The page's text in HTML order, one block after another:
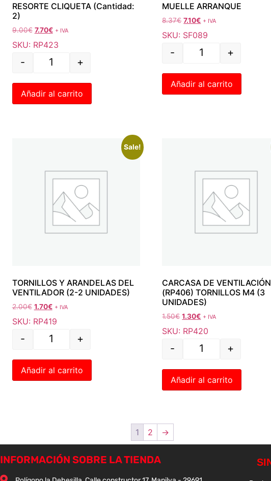
RESORTE CLIQUETA (Cantidad:
2)
9.00€ 7.70€ + IVA
SKU: RP423
- +
Añadir al carrito
MUELLE ARRANQUE
8.37€ 7.10€ + IVA
SKU: SF089
- +
Añadir al carrito
Sale!
TORNILLOS Y ARANDELAS DEL
VENTILADOR (2-2 UNIDADES)
2.00€ 1.70€ + IVA
SKU: RP419
- +
Añadir al carrito
CARCASA DE VENTILACIÓN
(RP406) TORNILLOS M4 (3
UNIDADES)
1.50€ 1.30€ + IVA
SKU: RP420
- +
Añadir al carrito
1 2 →
INFORMACIÓN SOBRE LA TIENDA